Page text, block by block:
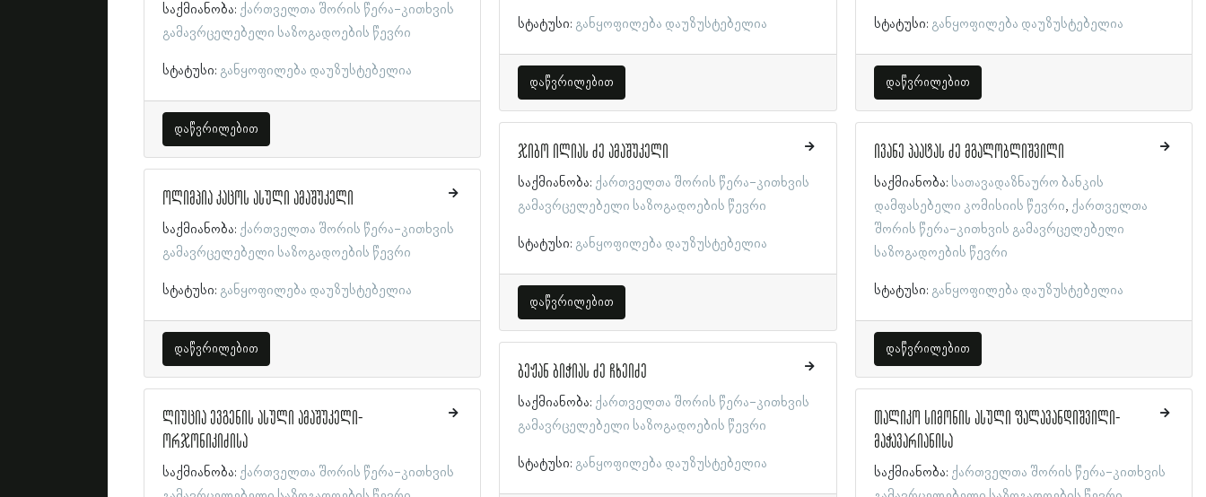
საქმიანობა: ქართველთა შორის წერა-კითხვის
გამავრცელებელი საზოგადოების წევრი
სტატუსი: განყოფილება დაუზუსტებელია
დაწვრილებით
ოლიმპია კაცოს ასული ამაშუკელი
საქმიანობა: ქართველთა შორის წერა-კითხვის
გამავრცელებელი საზოგადოების წევრი
სტატუსი: განყოფილება დაუზუსტებელია
დაწვრილებით
ლიუცია ევგენის ასული ამაშუკელი-
ორჯონიკიძისა
საქმიანობა: ქართველთა შორის წერა-კითხვის
სტატუსი: განყოფილება დაუზუსტებელია
დაწვრილებით
ჯიბო ილიას ძე ამაშუკელი
საქმიანობა: ქართველთა შორის წერა-კითხვის
გამავრცელებელი საზოგადოების წევრი
სტატუსი: განყოფილება დაუზუსტებელია
დაწვრილებით
ბეჟან ბიჭიას ძე ჩხეიძე
საქმიანობა: ქართველთა შორის წერა-კითხვის
გამავრცელებელი საზოგადოების წევრი
სტატუსი: განყოფილება დაუზუსტებელია
სტატუსი: განყოფილება დაუზუსტებელია
დაწვრილებით
ივანე პაატას ძე მგალობლიშვილი
საქმიანობა: სათავადაზნაურო ბანკის
დამფასებელი კომისიის წევრი ქართველთა
შორის წერა-კითხვის გამავრცელებელი
საზოგადოების წევრი
სტატუსი: განყოფილება დაუზუსტებელია
დაწვრილებით
თალიკო სიმონის ასული ფალავანდიშვილი-
მაჭავარიანისა
საქმიანობა: ქართველთა შორის წერა-კითხვის